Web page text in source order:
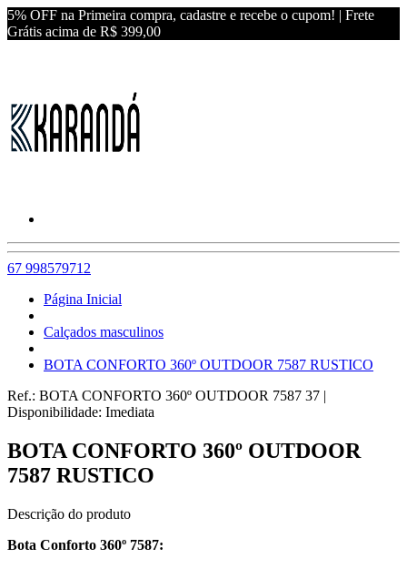
5% OFF na Primeira compra, cadastre e recebe o cupom! | Frete
Grátis acima de R$ 399,00
67 998579712
Página Inicial
Calçados masculinos
BOTA CONFORTO 360º OUTDOOR 7587 RUSTICO
Ref.: BOTA CONFORTO 360º OUTDOOR 7587 37 |
Disponibilidade: Imediata
BOTA CONFORTO 360º OUTDOOR
7587 RUSTICO
Descrição do produto
Bota Conforto 360º 7587: